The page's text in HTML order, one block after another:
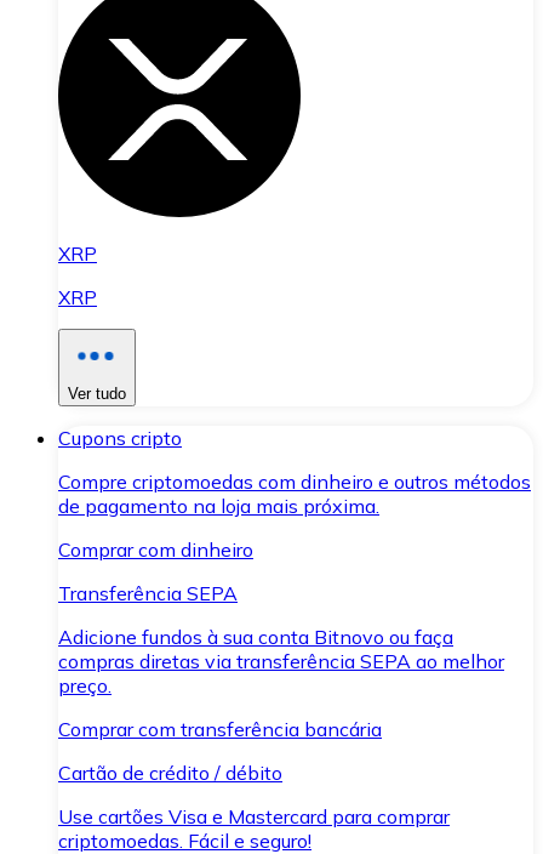
XRP
XRP
Ver tudo
Cupons cripto
Compre criptomoedas com dinheiro e outros métodos
de pagamento na loja mais próxima.
Comprar com dinheiro
Transferência SEPA
Adicione fundos à sua conta Bitnovo ou faça
compras diretas via transferência SEPA ao melhor
preço.
Comprar com transferência bancária
Cartão de crédito / débito
Use cartões Visa e Mastercard para comprar
criptomoedas. Fácil e seguro!